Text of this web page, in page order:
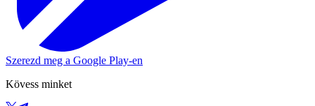
Szerezd meg a Google Play-en
Kövess minket